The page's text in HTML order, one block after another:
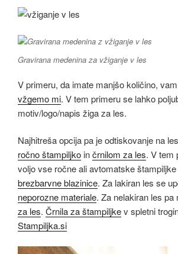
Gravirana medenina za vžiganje v les
V primeru, da imate manjšo količino,
vžgemo mi. V tem primeru se lahko
motiv/logo/napis žiga za les.
Najhitreša opcija pa je odtiskovanje na
ročno štampiljko inčrnilom za les. V tem
voljo vse ročne ali avtomatske
brezbarvne blazinice. Za lakiran les se
neporozne materiale. Za nelakiran les pa
za les. Črnila za štampiljkev spletni
Stampiljka.si